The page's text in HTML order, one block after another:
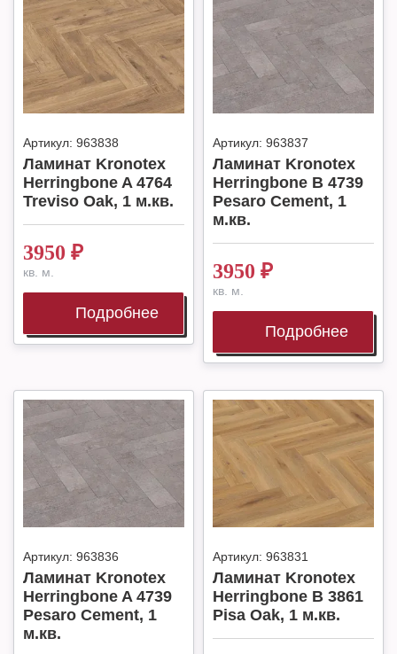
Артикул: 963838
Ламинат Kronotex
Herringbone A 4764
Treviso Oak, 1 м.кв.
3950 ₽
кв. м.
Подробнее
Артикул: 963837
Ламинат Kronotex
Herringbone B 4739
Pesaro Cement, 1
м.кв.
3950 ₽
кв. м.
Подробнее
Артикул: 963836
Ламинат Kronotex
Herringbone A 4739
Pesaro Cement, 1
м.кв.
Артикул: 963831
Ламинат Kronotex
Herringbone B 3861
Pisa Oak, 1 м.кв.